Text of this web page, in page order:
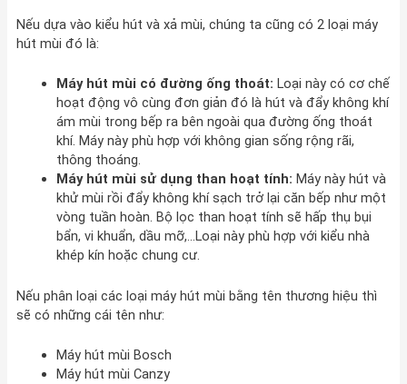
Nếu dựa vào kiểu hút và xả mùi, chúng ta cũng có 2 loại máy
hút mùi đó là:
Máy hút mùi có đường ống thoát: Loại này có cơ chế
hoạt động vô cùng đơn giản đó là hút và đẩy không khí
ám mùi trong bếp ra bên ngoài qua đường ống thoát
khí. Máy này phù hợp với không gian sống rộng rãi,
thông thoáng.
Máy hút mùi sử dụng than hoạt tính: Máy này hút và
khử mùi rồi đẩy không khí sạch trở lại căn bếp như một
vòng tuần hoàn. Bộ lọc than hoạt tính sẽ hấp thụ bụi
bẩn, vi khuẩn, dầu mỡ,…Loại này phù hợp với kiểu nhà
khép kín hoặc chung cư.
Nếu phân loại các loại máy hút mùi bằng tên thương hiệu thì
sẽ có những cái tên như:
Máy hút mùi Bosch
Máy hút mùi Canzy